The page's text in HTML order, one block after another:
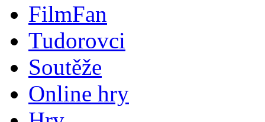
FilmFan
Tudorovci
Soutěže
Online hry